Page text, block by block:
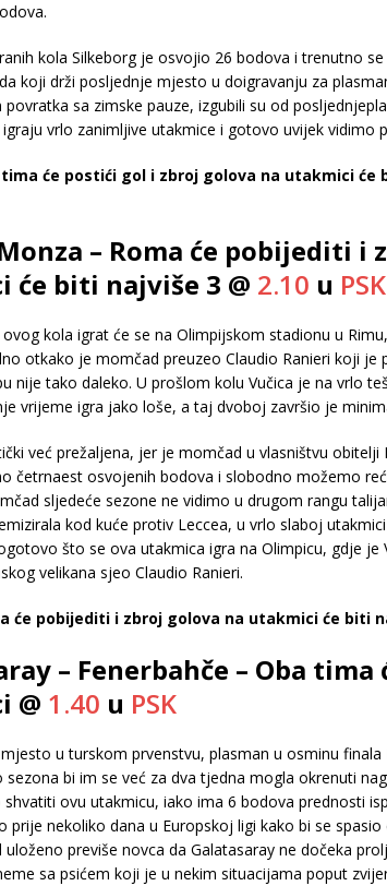
kola Silkeborg je osvojio 26 bodova i trenutno
koji drži posljednje mjesto u doigravanju za
sa zimske pauze, izgubili su od
vrlo zanimljive utakmice i gotovo uvijek vidimo
tima će postići gol i zbroj golova na utakmici će
– Roma će pobijediti i
će biti najviše 3 @ 2.10 u PSK
kola igrat će se na Olimpijskom stadionu u
otkako je momčad preuzeo Claudio Ranieri koji je
nije tako daleko. U prošlom kolu Vučica je na vrlo
vrijeme igra jako loše, a taj dvoboj završio je
već prežaljena, jer je momčad u vlasništvu
četrnaest osvojenih bodova i slobodno možemo
sljedeće sezone ne vidimo u drugom rangu
kod kuće protiv Leccea, u vrlo slaboj
što se ova utakmica igra na Olimpicu, gdje je
velikana sjeo Claudio Ranieri.
će pobijediti i zbroj golova na utakmici će biti
– Fenerbahče – Oba
@ 1.40 u PSK
u turskom prvenstvu, plasman u osminu finala
sezona bi im se već za dva tjedna mogla okrenuti
ovu utakmicu, iako ima 6 bodova prednosti
prije nekoliko dana u Europskoj ligi kako bi se
previše novca da Galatasaray ne dočeka
sa psićem koji je u nekim situacijama poput